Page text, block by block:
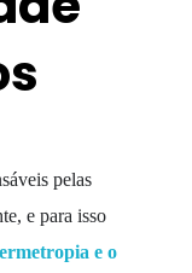
pelas
e para isso
e o